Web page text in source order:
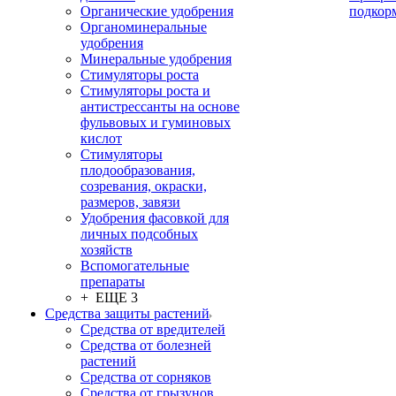
Органические удобрения
Органоминеральные
удобрения
Минеральные удобрения
Стимуляторы роста
Стимуляторы роста и
антистрессанты на основе
фульвовых и гуминовых
кислот
Стимуляторы
плодообразования,
созревания, окраски,
размеров, завязи
Удобрения фасовкой для
личных подсобных
хозяйств
Вспомогательные
препараты
+ ЕЩЕ 3
Средства защиты растений
Средства от вредителей
Средства от болезней
растений
Средства от сорняков
Средства от грызунов